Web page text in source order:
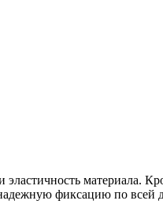
материала.
фиксацию по всей